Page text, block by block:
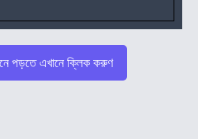
পড়তে এখানে ক্লিক করুণ